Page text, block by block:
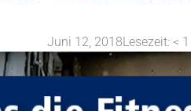
Juni 12, 2018Lesezeit: < 1